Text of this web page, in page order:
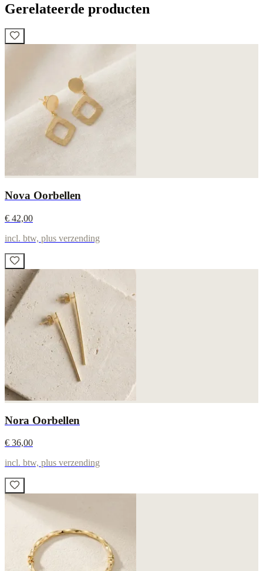
Gerelateerde producten
Nova Oorbellen
€ 42,00
incl. btw, plus verzending
Nora Oorbellen
€ 36,00
incl. btw, plus verzending